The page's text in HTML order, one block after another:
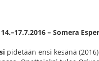
– Somera
pidetään ensi kesänä